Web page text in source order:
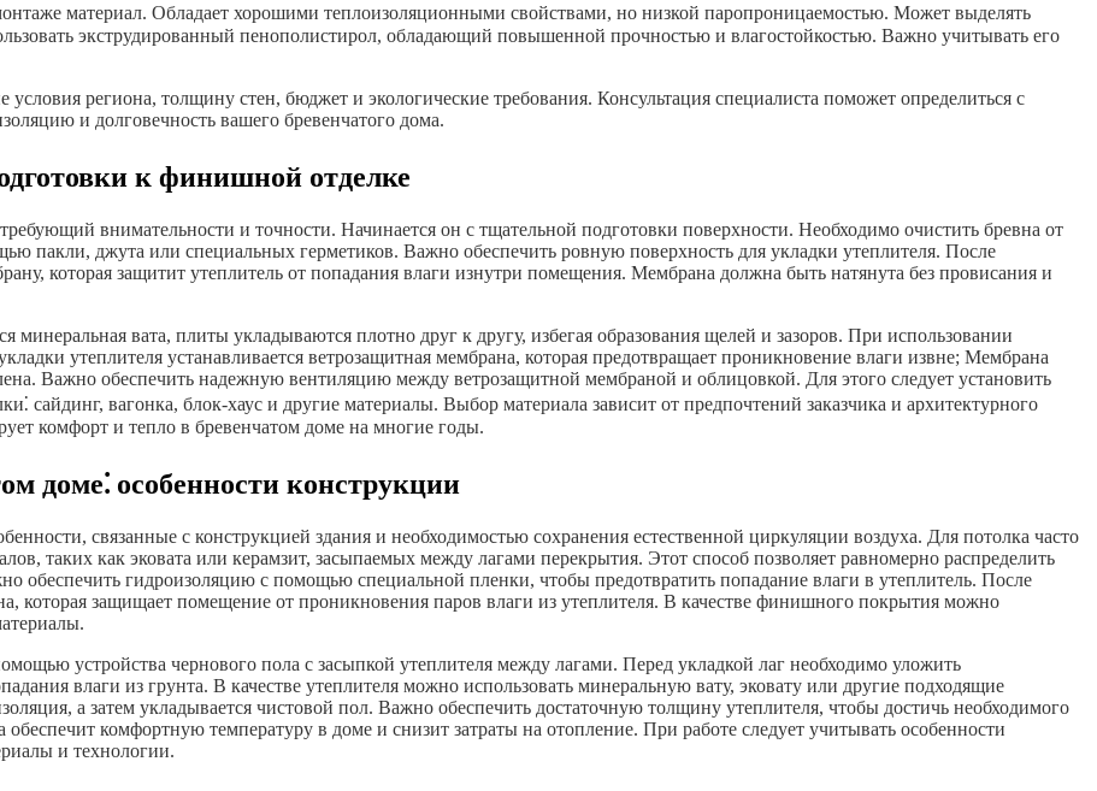
материал. Обладает хорошими теплоизоляционными свойствами, но низкой паропроницаемостью. Может выделять
экструдированный пенополистирол, обладающий повышенной прочностью и влагостойкостью. Важно учитывать его
региона, толщину стен, бюджет и экологические требования. Консультация специалиста поможет определиться с
и долговечность вашего бревенчатого дома.
к финишной отделке
внимательности и точности. Начинается он с тщательной подготовки поверхности. Необходимо очистить бревна от
пакли, джута или специальных герметиков. Важно обеспечить ровную поверхность для укладки утеплителя. После
которая защитит утеплитель от попадания влаги изнутри помещения. Мембрана должна быть натянута без провисания и
минеральная вата, плиты укладываются плотно друг к другу, избегая образования щелей и зазоров. При использовании
утеплителя устанавливается ветрозащитная мембрана, которая предотвращает проникновение влаги извне; Мембрана
Важно обеспечить надежную вентиляцию между ветрозащитной мембраной и облицовкой. Для этого следует установить
сайдинг, вагонка, блок-хаус и другие материалы. Выбор материала зависит от предпочтений заказчика и архитектурного
комфорт и тепло в бревенчатом доме на многие годы.
доме⁚ особенности конструкции
связанные с конструкцией здания и необходимостью сохранения естественной циркуляции воздуха. Для потолка часто
таких как эковата или керамзит, засыпаемых между лагами перекрытия. Этот способ позволяет равномерно распределить
обеспечить гидроизоляцию с помощью специальной пленки, чтобы предотвратить попадание влаги в утеплитель. После
которая защищает помещение от проникновения паров влаги из утеплителя. В качестве финишного покрытия можно
устройства чернового пола с засыпкой утеплителя между лагами. Перед укладкой лаг необходимо уложить
влаги из грунта. В качестве утеплителя можно использовать минеральную вату, эковату или другие подходящие
а затем укладывается чистовой пол. Важно обеспечить достаточную толщину утеплителя, чтобы достичь необходимого
комфортную температуру в доме и снизит затраты на отопление. При работе следует учитывать особенности
и технологии.